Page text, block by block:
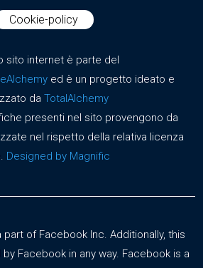
Cookie-policy
sito internet è parte del
ed è un progetto ideato e
da TotalAlchemy
presenti nel sito provengono da
nel rispetto della relativa licenza
Designed by Magnific
of Facebook Inc. Additionally, this
Facebook in any way. Facebook is a